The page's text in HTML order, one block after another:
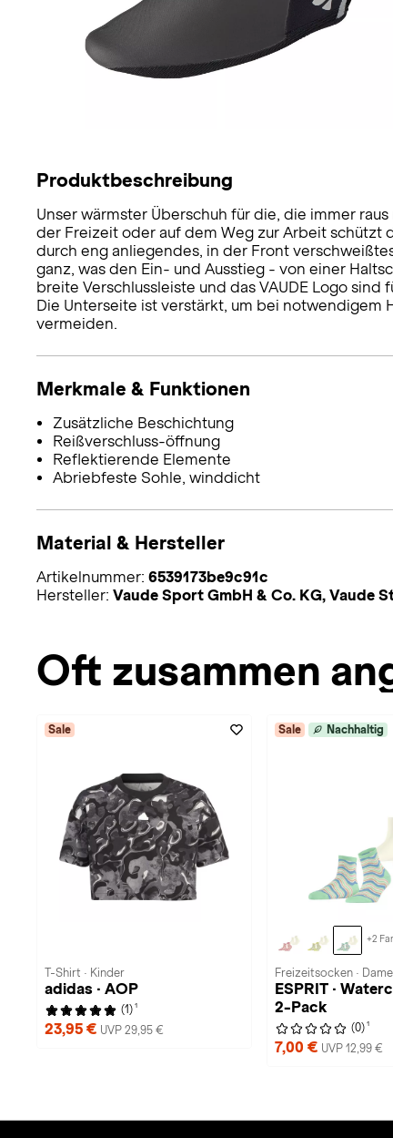
Produktbeschreibung
Unser wärmster Überschuh für die, die immer
der Freizeit oder auf dem Weg zur Arbeit schützt
durch eng anliegendes, in der Front
ganz, was den Ein- und Ausstieg - von einer
breite Verschlussleiste und das VAUDE Logo
Die Unterseite ist verstärkt, um bei
vermeiden.
Merkmale & Funktionen
Zusätzliche Beschichtung
Reißverschluss-öffnung
Reflektierende Elemente
Abriebfeste Sohle, winddicht
Material & Hersteller
Artikelnummer: 6539173be9c91c
Hersteller: Vaude Sport GmbH & Co. KG, Vaude
Oft zusammen
Sale
T-Shirt · Kinder
adidas · AOP
(1) 1
23,95 € UVP 29,95 €
Sale Nachhaltig
+2
Freizeitsocken ·
ESPRIT ·
2-Pack
(0) 1
7,00 € UVP 12,99 €